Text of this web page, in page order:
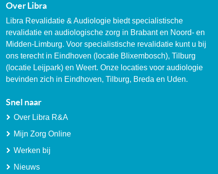
Over Libra
Libra Revalidatie & Audiologie biedt specialistische
revalidatie en audiologische zorg in Brabant en Noord- en
Midden-Limburg. Voor specialistische revalidatie kunt u bij
ons terecht in Eindhoven (locatie Blixembosch), Tilburg
(locatie Leijpark) en Weert. Onze locaties voor audiologie
bevinden zich in Eindhoven, Tilburg, Breda en Uden.
Snel naar
Over Libra R&A
Mijn Zorg Online
Werken bij
Nieuws